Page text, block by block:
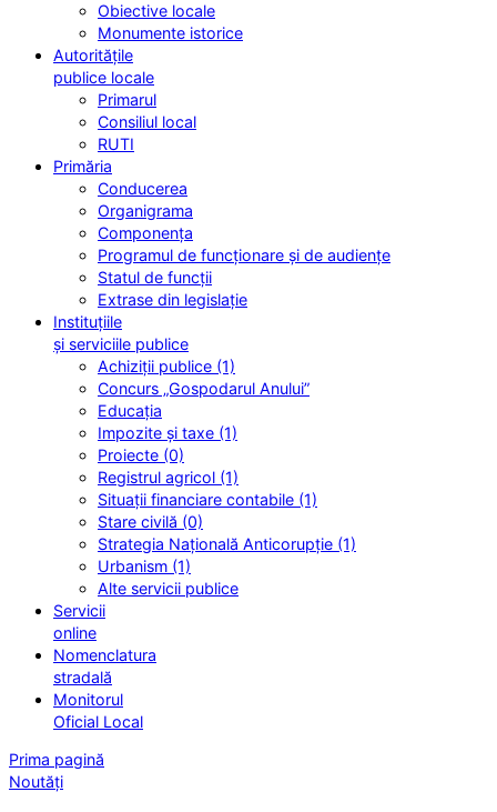
Obiective locale
Monumente istorice
Autoritățile
publice locale
Primarul
Consiliul local
RUTI
Primăria
Conducerea
Organigrama
Componența
Programul de funcționare și de audiențe
Statul de funcții
Extrase din legislație
Instituțiile
și serviciile publice
Achiziții publice (1)
Concurs „Gospodarul Anului”
Educația
Impozite și taxe (1)
Proiecte (0)
Registrul agricol (1)
Situații financiare contabile (1)
Stare civilă (0)
Strategia Națională Anticorupție (1)
Urbanism (1)
Alte servicii publice
Servicii
online
Nomenclatura
stradală
Monitorul
Oficial Local
Prima pagină
Noutăți